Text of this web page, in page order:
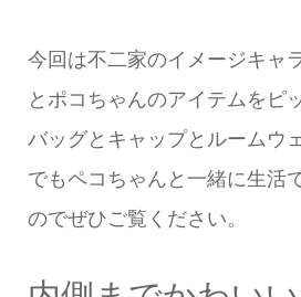
今回は不二家のイメージキャ
とポコちゃんのアイテムをピ
バッグとキャップとルームウ
でもペコちゃんと一緒に生活
のでぜひご覧ください。